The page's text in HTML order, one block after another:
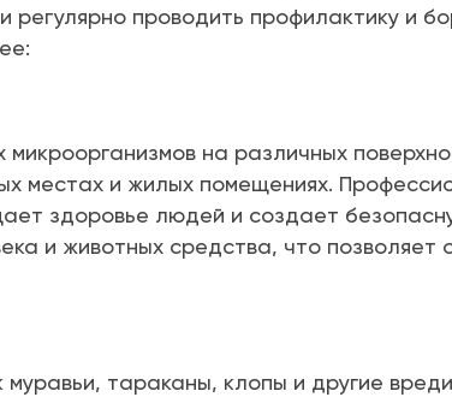
проводить профилактику и
на различных
местах и жилых помещениях.
здоровье людей и создает
и животных средства, что позволяет
тараканы, клопы и другие